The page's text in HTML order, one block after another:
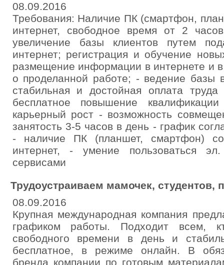
08.09.2016
Требования: Наличие ПК (смартфон,
интернет, свободное время от 2
увеличение базы клиентов путем
интернет; регистрация и обучение
размещение информации в интернете и
о проделанной работе; - ведение базы
стабильная и достойная оплата
бесплатное повышение
карьерный рост - возможность
занятость 3-5 часов в день - график
- наличие ПК (планшет, смартфон)
интернет, - умение пользоваться
сервисами
Трудоустраиваем мамочек, студентов,
08.09.2016
Крупная международная компания
графиком работы. Подходит всем,
свободного времени в день и
бесплатное, в режиме онлайн. В
бренда компании по готовым